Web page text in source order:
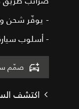
- يوفّر شحن
- أسلوب
صمّم
اكتشف